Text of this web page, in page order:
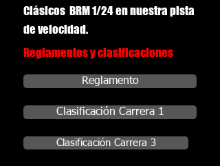
Clásicos BRM 1/24 en nuestra pista
de velocidad.
Reglamentos y clasificaciones
Reglamento
Clasificación Carrera 1
Clasificación Carrera 3